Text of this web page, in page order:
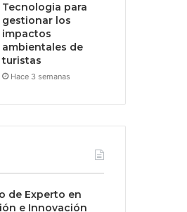
Tecnologia para
gestionar los
impactos
ambientales de
turistas
Hace 3 semanas
de Experto en
e Innovación